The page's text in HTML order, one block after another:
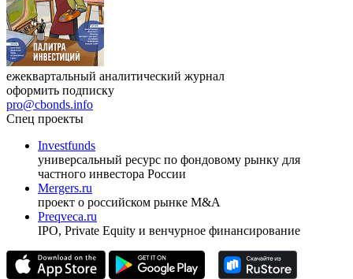
оформить подписку
pro@cbonds.info
Спец проекты
Investfunds
универсальный ресурс по фондовому рынку для
частного инвестора России
проект о российском рынке M&A
Preqveca.ru